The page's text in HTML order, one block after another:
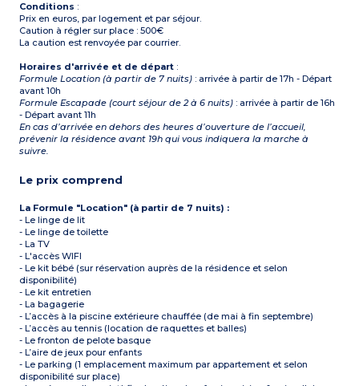
Conditions :
Prix en euros, par logement et par séjour.
Caution à régler sur place : 500€
La caution est renvoyée par courrier.
Horaires d'arrivée et de départ :
Formule Location (à partir de 7 nuits) : arrivée à partir de 17h - Départ
avant 10h
Formule Escapade (court séjour de 2 à 6 nuits) : arrivée à partir de 16h
- Départ avant 11h
En cas d’arrivée en dehors des heures d’ouverture de l’accueil,
prévenir la résidence avant 19h qui vous indiquera la marche à
suivre.
Le prix comprend
La Formule "Location" (à partir de 7 nuits) :
- Le linge de lit
- Le linge de toilette
- La TV
- L'accès WIFI
- Le kit bébé (sur réservation auprès de la résidence et selon
disponibilité)
- Le kit entretien
- La bagagerie
- L’accès à la piscine extérieure chauffée (de mai à fin septembre)
- L’accès au tennis (location de raquettes et balles)
- Le fronton de pelote basque
- L’aire de jeux pour enfants
- Le parking (1 emplacement maximum par appartement et selon
disponibilité sur place)